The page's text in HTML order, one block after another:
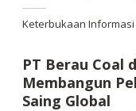
Keterbukaan Informasi
PT Berau Coal
Membangun
Saing Global